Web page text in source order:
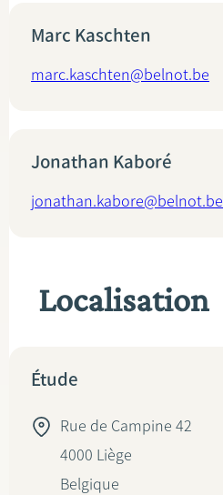
Marc Kaschten
marc.kaschten@belnot.be
Jonathan Kaboré
jonathan.kabore@belnot.be
Localisation
Étude
Rue de Campine 42
4000 Liège
Belgique